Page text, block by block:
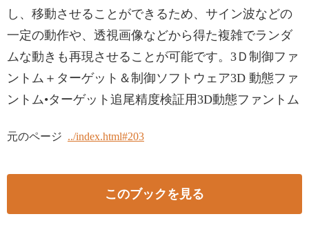
し、移動させることができるため、サイン波などの
一定の動作や、透視画像などから得た複雑でランダ
ムな動きも再現させることが可能です。3Ｄ制御ファ
ントム＋ターゲット＆制御ソフトウェア3D 動態ファ
ントム•ターゲット追尾精度検証用3D動態ファントム
元のページ ../index.html#203
このブックを見る